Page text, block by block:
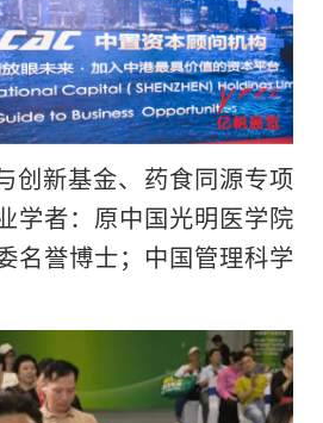
创新基金、药食同源专项
学者：原中国光明医学院
名誉博士； 中国管理科学